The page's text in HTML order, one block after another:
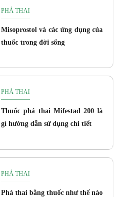
PHÁ THAI
Misoprostol và các ứng dụng của
thuốc trong đời sống
PHÁ THAI
Thuốc phá thai Mifestad 200 là
gì hướng dẫn sử dụng chi tiết
PHÁ THAI
Phá thai bằng thuốc như thế nào